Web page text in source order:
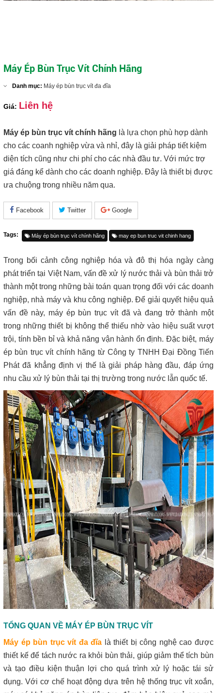
Máy Ép Bùn Trục Vít Chính Hãng
Danh mục: Máy ép bùn trục vít đa đĩa
Giá: Liên hệ
Máy ép bùn trục vít chính hãng là lựa chọn phù hợp dành
cho các coanh nghiệp vừa và nhỉ, đây là giải pháp tiết kiệm
diện tích cũng như chi phí cho các nhà đầu tư. Với mức trợ
giá đáng kể dành cho các doanh nghiệp. Đây là thiết bị được
ưa chuộng trong nhiều năm qua.
Facebook Twitter Google
Tags: Máy ép bùn trục vít chính hãng may ep bun truc vit chinh hang
Trong bối cảnh công nghiệp hóa và đô thị hóa ngày càng
phát triển tại Việt Nam, vấn đề xử lý nước thải và bùn thải trở
thành một trong những bài toán quan trọng đối với các doanh
nghiệp, nhà máy và khu công nghiệp. Để giải quyết hiệu quả
vấn đề này, máy ép bùn trục vít đã và đang trở thành một
trong những thiết bị không thể thiếu nhờ vào hiệu suất vượt
trội, tính bền bỉ và khả năng vận hành ổn định. Đặc biệt, máy
ép bùn trục vít chính hãng từ Công ty TNHH Đại Đồng Tiến
Phát đã khẳng định vị thế là giải pháp hàng đầu, đáp ứng
nhu cầu xử lý bùn thải tại thị trường trong nước lẫn quốc tế.
TỔNG QUAN VỀ MÁY ÉP BÙN TRỤC VÍT
Máy ép bùn trục vít đa đĩa là thiết bị công nghệ cao được
thiết kế để tách nước ra khỏi bùn thải, giúp giảm thể tích bùn
và tạo điều kiện thuận lợi cho quá trình xử lý hoặc tái sử
dụng. Với cơ chế hoạt động dựa trên hệ thống trục vít xoắn,